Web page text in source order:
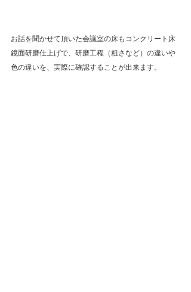
お話を聞かせて頂いた会議室の床もコンクリート床
鏡面研磨仕上げで、研磨工程（粗さなど）の違いや
色の違いを、実際に確認することが出来ます。